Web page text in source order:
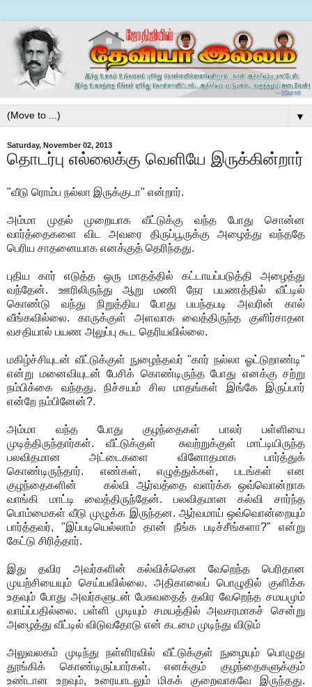
▼
Saturday, November 02, 2013
தொடர்பு எல்லைக்கு வெளியே இருக்கின்றார்
"வீடு ரொம்ப நல்லா இருக்குடா" என்றார்.
அம்மா முதல் முறையாக வீட்டுக்கு வந்த போது சொன்ன
வார்த்தைகளை விட அவரை திருப்பூருக்கு அழைத்து வந்ததே
பெரிய சாதனையாக எனக்குத் தெரிந்தது.
புதிய கார் எடுத்த ஒரு மாதத்தில் கட்டாயப்படுத்தி அழைத்து
வந்தேன். ஊரிலிருந்து ஆறு மணி நேர பயணத்தில் வீட்டில்
கொண்டு வந்து நிறுத்திய போது பயந்தபடி அவரின் கால்
வீங்கவில்லை. காருக்குள் அளவாக வைத்திருந்த குளிர்சாதன
வசதியால் பயண அலுப்பு கூட தெரியவில்லை.
மகிழ்ச்சியுடன் வீட்டுக்குள் நுழைந்தவர் "கார் நல்லா ஓட்டுறாண்டி"
என்று மனைவியுடன் பேசிக் கொண்டிருந்த போது எனக்கு சற்று
நம்பிக்கை வந்தது. நிச்சயம் சில மாதங்கள் இங்கே இருப்பார்
என்றே நம்பினேன்?.
அம்மா வந்த போது குழந்தைகள் பாலர் பள்ளியை
முடித்திருந்தார்கள். வீட்டுக்குள் சுவற்றுக்குள் மாட்டியிருந்த
பலவிதமான அட்டைகளை வினோதமாக பார்த்துக்
கொண்டிருந்தார். எண்கள், எழுத்துக்கள், படங்கள் என
குழந்தைகளின் கல்வி ஆர்வத்தை வளர்க்க ஒவ்வொன்றாக
வாங்கி மாட்டி வைத்திருந்தேன். பலவிதமான கல்வி சார்ந்த
பொம்மைகள் வீடு முழுக்க இருந்தன. ஆர்வமாய் ஒவ்வொன்றையும்
பார்த்தவர், "இப்படியெல்லாம் தான் நீங்க படிச்சீங்களா?" என்று
கேட்டு சிரித்தார்.
இது தவிர அவர்களின் கல்விக்கென வேறெந்த பெரிதான
முயற்சியையும் செய்யவில்லை. அதிகாலைப் பொழுதில் குளிக்க
உதவும் போது அவர்களுடன் பேசுவதைத் தவிர வேறெந்த சமயமும்
வாய்ப்பதில்லை. பள்ளி முடியும் சமயத்தில் அவசரமாகச் சென்று
அழைத்து வீட்டில் விடுவதோடு என் கடமை முடிந்து விடும்
அலுவலகம் முடிந்து நள்ளிரவில் வீட்டுக்குள் நுழையும் பொழுது
தூங்கிக் கொண்டிருப்பார்கள். எனக்கும் குழந்தைகளுக்கும்
உண்டான உறவும், உரையாடலும் மிகக் குறைவாகவே இருந்தது.